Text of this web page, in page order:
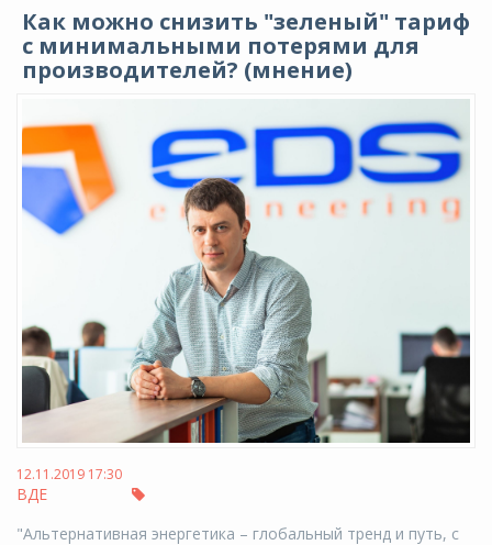
Как можно снизить "зеленый" тариф
с минимальными потерями для
производителей? (мнение)
12.11.2019 17:30
ВДЕ
"Альтернативная энергетика – глобальный тренд и путь, с